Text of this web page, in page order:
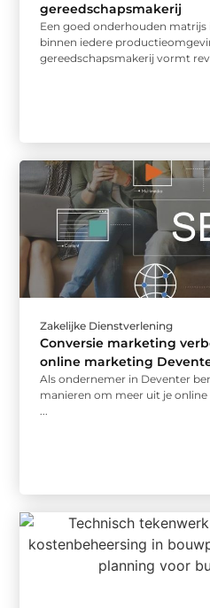
gereedschapsmakerij
Een goed onderhouden
binnen iedere
gereedschapsmakerij vormt
Zakelijke Dienstverlening
Conversie marketing
online marketing
Als ondernemer in Deventer
manieren om meer uit je